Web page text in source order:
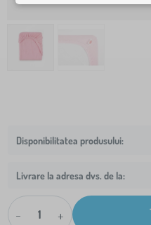
Livrare la adresa dvs. de la:
- +